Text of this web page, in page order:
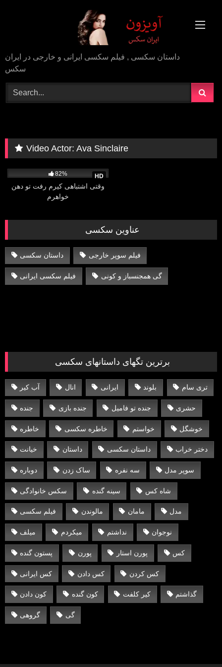
داستان سکسی , فیلم سکسی ایرانی و خارجی در ایران
سکس
Video Actor:Ava Sinclaire
HD
82%
وقتی اشتباهی کیرم رفت تو دهن
خواهرم
عناوین سکسی
داستان سکسی فیلم سوپر خارجی
فیلم سکسی ایرانی گی همجنسباز و کونی
برترین تگهای داستانهای سکسی
آب کیر انال ایرانی بلوند تری سام
جنده جنده بازی جنده تو فامیل حشری
خاطره خاطره سکسی خواستم خوشگل
خیانت داستان داستان سکسی دختر خراب
دوباره ساک زدن سه نفره سوپر مدل
سکس خانوادگی سینه گنده شاه کس
فیلم سکسی مالوندن مامان مدل
میلف میکردم نداشتم نوجوان
پستون گنده پورن پورن استار کس
کس ایرانی کس دادن کس کردن
کون دادن کون گنده کیر کلفت گذاشتم
گروهی گی